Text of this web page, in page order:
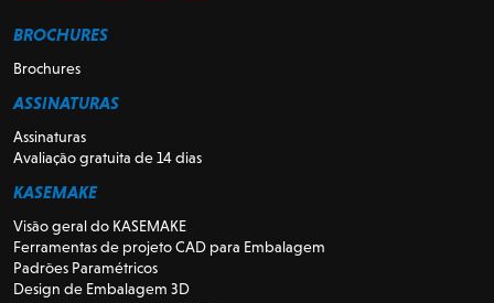
BROCHURES
Brochures
ASSINATURAS
Assinaturas
Avaliação gratuita de 14 dias
KASEMAKE
Visão geral do KASEMAKE
Ferramentas de projeto CAD para Embalagem
Padrões Paramétricos
Design de Embalagem 3D